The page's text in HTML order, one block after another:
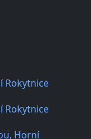
Rokytnice
Rokytnice
Horní